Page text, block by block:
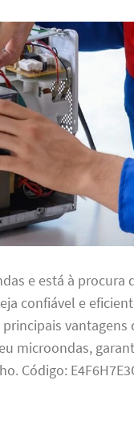
e está à procura
confiável e
vantagens
microondas,
Código: